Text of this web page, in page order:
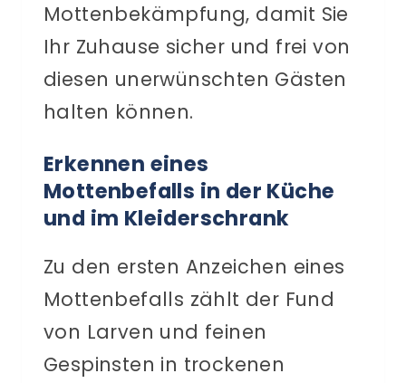
Mottenbekämpfung, damit Sie
Ihr Zuhause sicher und frei von
diesen unerwünschten Gästen
halten können.
Erkennen eines
Mottenbefalls in der Küche
und im Kleiderschrank
Zu den ersten Anzeichen eines
Mottenbefalls zählt der Fund
von Larven und feinen
Gespinsten in trockenen